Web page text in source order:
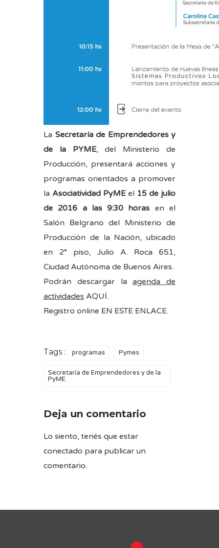
La Secretaría de Emprendedores y
de la PYME, del Ministerio de
Producción, presentará acciones y
programas orientados a promover
la Asociatividad PyME el 15 de julio
de 2016 a las 9:30 horas en el
Salón Belgrano del Ministerio de
Producción de la Nación, ubicado
en 2° piso, Julio A. Roca 651,
Ciudad Autónoma de Buenos Aires.
Podrán descargar laagenda de
actividades AQUÍ.
Registro online EN ESTE ENLACE.
Tags : programas Pymes
Secretaría de Emprendedores y de la
PyME
Deja un comentario
Lo siento, tenés que estar
conectado para publicar un
comentario.